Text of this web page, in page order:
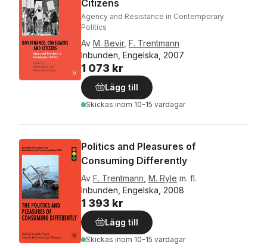
Citizens
Agency and Resistance in Contemporary
Politics
Av M. Bevir, F. Trentmann
Inbunden, Engelska, 2007
1 073 kr
Lägg till
Skickas inom 10-15 vardagar
Politics and Pleasures of
Consuming Differently
Av F. Trentmann M. Ryle m. fl.
Inbunden, Engelska, 2008
1 393 kr
Lägg till
Skickas inom 10-15 vardagar